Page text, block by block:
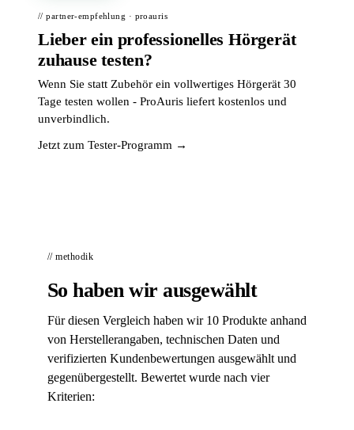
// partner-empfehlung · proauris
Lieber ein professionelles Hörgerät
zuhause testen?
Wenn Sie statt Zubehör ein vollwertiges Hörgerät 30
Tage testen wollen - ProAuris liefert kostenlos und
unverbindlich.
Jetzt zum Tester-Programm →
// methodik
So haben wir ausgewählt
Für diesen Vergleich haben wir 10 Produkte anhand
von Herstellerangaben, technischen Daten und
verifizierten Kundenbewertungen ausgewählt und
gegenübergestellt. Bewertet wurde nach vier
Kriterien: